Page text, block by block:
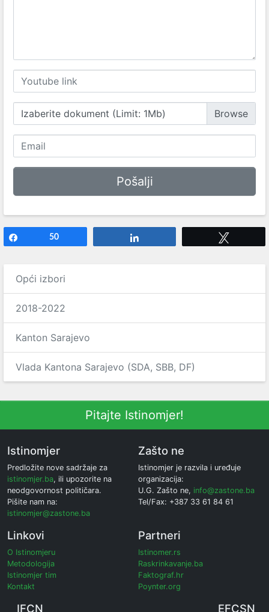
Izaberite dokument (Limit: 1Mb)
50
Opći izbori
2018-2022
Kanton Sarajevo
Vlada Kantona Sarajevo (SDA, SBB, DF)
Pitajte Istinomjer!
Istinomjer
Predložite nove sadržaje za
istinomjer.ba, ili upozorite na
neodgovornost političara.
Pišite nam na:
istinomjer@zastone.ba
Zašto ne
Istinomjer je razvila i uređuje
organizacija:
U.G. Zašto ne, info@zastone.ba
Tel/Fax: +387 33 61 84 61
Linkovi
O Istinomjeru
Metodologija
Istinomjer tim
Kontakt
Partneri
Istinomer.rs
Raskrinkavanje.ba
Faktograf.hr
Poynter.org
IFCN EFCSN